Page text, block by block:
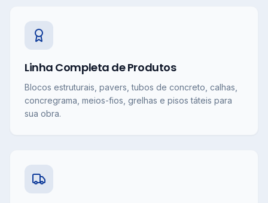
Linha Completa de Produtos
Blocos estruturais, pavers, tubos de concreto, calhas,
concregrama, meios-fios, grelhas e pisos táteis para
sua obra.